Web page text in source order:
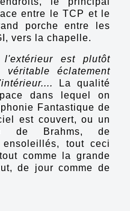
entre le TCP et le
porche entre les
vers la chapelle.
l'extérieur est plutôt
éclatement
La qualité
dans lequel on
Fantastique de
est couvert, ou un
de Brahms, de
tout ceci
comme la grande
de jour comme de